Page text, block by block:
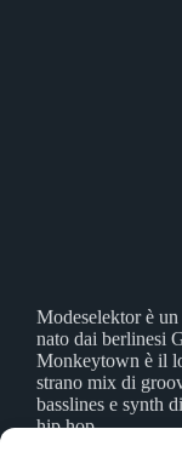
Modeselektor è
nato dai berlinesi
Monkeytown è il
strano mix di
basslines e synth
hip hop